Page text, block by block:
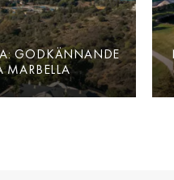
GODKÄNNANDE